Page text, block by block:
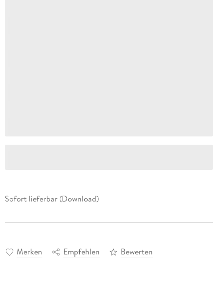
Sofort lieferbar (Download)
Merken Empfehlen Bewerten